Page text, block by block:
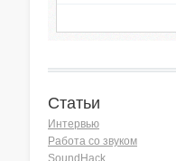
Статьи
Интервью
Работа со звуком
SoundHack